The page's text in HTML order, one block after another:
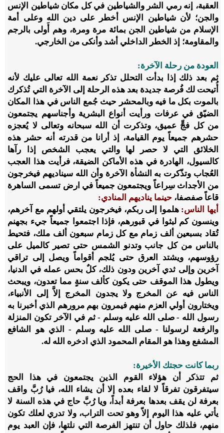
العقبة، إنه رمي الشر والشياطين في كل مكان شياطين الإنس
والجن؛ لأن شياطين الإنس أخطر على دين الله وعلى أمة
الإسلام من شياطين الجن بمائة مرة ومرة، وهم أَولى بالرجم
والمقاومة؛ إذ الخطر الداخلي أشد وأنكى من الخارجي.
العودة من رحلة الآخرة:
ثم بعد ذلك إذا بدأت التحلل تذكر نعمة الله تعالى عليك لأنه
أُتيحت لك فُرصة جديدة بعد هذه الرحلة إلى الآخرة التي تُذكرك
بالموت بكل ما فيه وبالمحشر حيث جُمع الناس في هذا المكان
الضيّق في عرفات ورأيت أنواع البشرية وأجناسهم يجتمعون
من كل فجٍّ عميق، وتذكرت أن الله سبحانه وتعالى لا يُعجزه
حشرهم جميعاً يوم القيامة، إذ أرانا من قدرته أنه حشر هذه
الخلائق التي لا حصر لها والتي يعجب الشخص إذا رآها
كالسيول، الهادرة في هذه الأماكن الضيقة، فرأيت هذا العجب
العُجاب وتذّكرت به النشأة الآخرة وأن الله سيناديهم فيخرجون
من الأجداث سِراعاً ويجتمعون جميعاً في ارض تسمى الساهرة
قاعاً صفصفا، حينما يناديهم المنادي:
أيها الناس: هلموا إلى ربكم، فيخرجون يلتقي أولهم مع آخرهم،
وينسون كم لبثوا في قبورهم، فإذا اجتمعوا جميعاً جيء بجهنم
تُقاد بسبعين ألف زمام مع كل زمام سبعون ألف ملك، فتحيط
بالناس من كل جانب وتدنو الشمس حتى تصير كالميل على
رؤوسهم، ويشتد العرق حتى يُلجم أقواماً ويصل إلى تراقي
آخرين وإلى ثدي آخرين ودون ذلك، كلٌ بحس عمله في الدنيا،
ويطول هذا الموقف حتى يكون كألف سنةٍ مما تعدون، ويبحث
الناس فيه عن المخرج ولا يجدون المخرج إلاَّ إلى الأنبياء،
ويختارون أولي العزم منهم فيمرون بهم مرورهم الذي أخبرنا به
رسول الله - صلى الله عليه وسلم - ثم في الآخر تكون المنزلة
والرفعة لرسولنا - صلى الله عليه وسلم - الذي هو الشافع
المشفع وهذا هو المقام المحمود الذي ادخره الله له.
ربما كانت حجتك الأخيرة:
ثم تتذكر أن هؤلاء القوم الذين يجتمعون في هذا الحج
سيتفرقون تفرقاً لا لقاء بعده إلا أن يشاء الله، فيا رُبَّ واقف
بعرفة لن يقف بعدها بعرفة أبداً، ويا رُبَّ حاج في هذه السنة لا
يأتي عليه هذا اليوم إلاّ وهو تحت التراب، ولا تدري لعلك تكون
منهم، فلذلك حاول أن تنتهز الفرصة التي نلتها، فإن العبد يوم